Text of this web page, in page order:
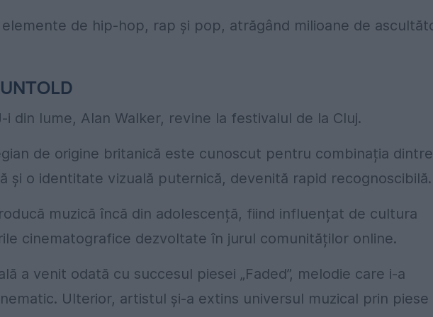
elemente de hip-hop, rap și pop, atrăgând milioane de
din lume, Alan Walker, revine la festivalul de la Cluj.
de origine britanică este cunoscut pentru combinația dintre
și o identitate vizuală puternică, devenită rapid recognoscibilă.
muzică încă din adolescență, fiind influențat de cultura
cinematografice dezvoltate în jurul comunităților online.
a venit odată cu succesul piesei „Faded”, melodie care i-a
Ulterior, artistul și-a extins universul muzical prin piese